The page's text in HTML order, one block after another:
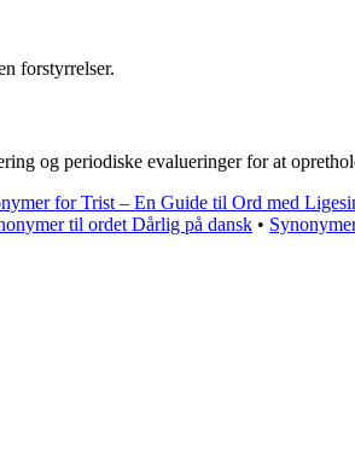
forstyrrelser.
og periodiske evalueringer for at
for Trist – En Guide til Ord med
til ordet Dårlig på dansk •